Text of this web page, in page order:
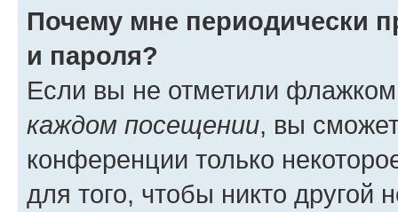
Почему мне периодически
и пароля?
Если вы не отметили
каждом посещении, вы
конференции только
для того, чтобы никто другой